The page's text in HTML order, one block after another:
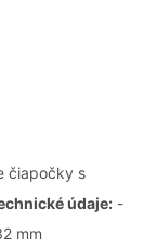
čiapočky s
údaje: -
mm